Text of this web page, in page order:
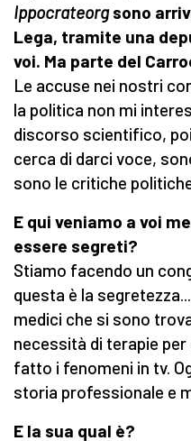
Ippocrateorgsono
Lega, tramite una
voi. Ma parte del
Le accuse nei nostri
la politica non mi
discorso scientifico,
cerca di darci voce,
sono le critiche
E qui veniamo a voi
essere segreti?
Stiamo facendo un
questa è la
medici che si sono
necessità di terapie per
fatto i fenomeni in tv.
storia professionale e
E la sua qual è?